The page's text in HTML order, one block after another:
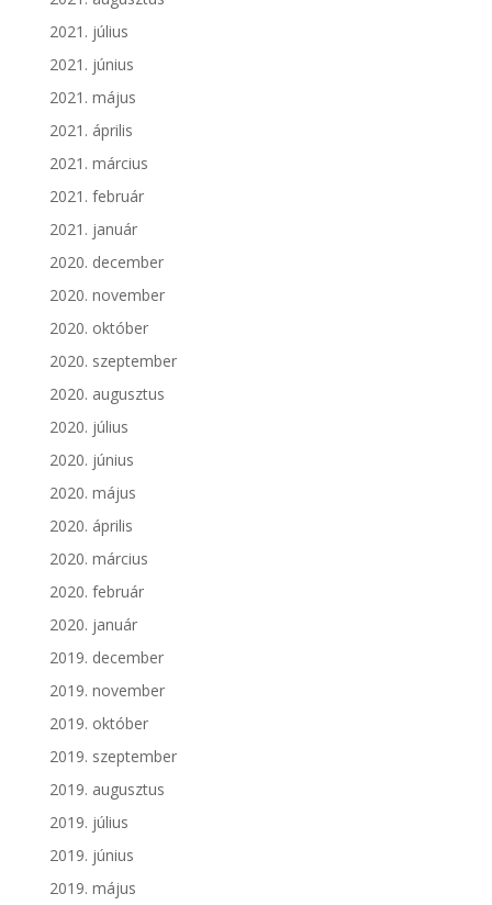
2021. július
2021. június
2021. május
2021. április
2021. március
2021. február
2021. január
2020. december
2020. november
2020. október
2020. szeptember
2020. augusztus
2020. július
2020. június
2020. május
2020. április
2020. március
2020. február
2020. január
2019. december
2019. november
2019. október
2019. szeptember
2019. augusztus
2019. július
2019. június
2019. május